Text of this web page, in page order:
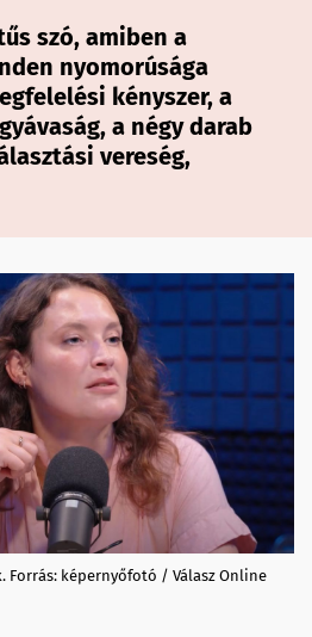
szó, amiben a
nyomorúsága
kényszer, a
a négy darab
vereség,
Forrás: képernyőfotó / Válasz Online